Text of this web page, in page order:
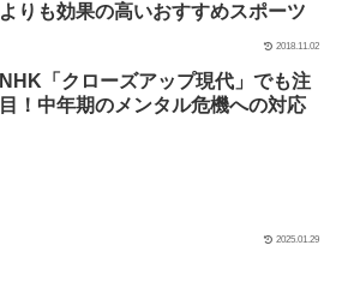
よりも効果の高いおすすめスポーツ
2018.11.02
NHK「クローズアップ現代」でも注
目！中年期のメンタル危機への対応
2025.01.29